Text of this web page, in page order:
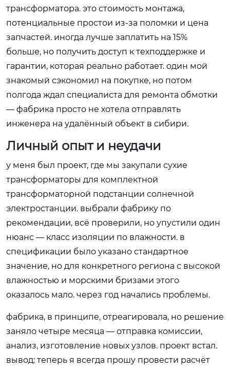
трансформатора. это стоимость монтажа,
потенциальные простои из-за поломки и цена
запчастей. иногда лучше заплатить на 15%
больше, но получить доступ к техподдержке и
гарантии, которая реально работает. один мой
знакомый сэкономил на покупке, но потом
полгода ждал специалиста для ремонта обмотки
— фабрика просто не хотела отправлять
инженера на удалённый объект в сибири.
Личный опыт и неудачи
у меня был проект, где мы закупали сухие
трансформаторы для комплектной
трансформаторной подстанции солнечной
электростанции. выбрали фабрику по
рекомендации, всё проверили, но упустили один
нюанс — класс изоляции по влажности. в
спецификации было указано стандартное
значение, но для конкретного региона с высокой
влажностью и морскими бризами этого
оказалось мало. через год начались проблемы.
фабрика, в принципе, отреагировала, но решение
заняло четыре месяца — отправка комиссии,
анализ, изготовление новых узлов. проект встал.
вывод: теперь я всегда прошу провести расчёт